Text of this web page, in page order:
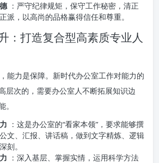
：严守纪律规矩，保守工作秘密，清正
派，以高尚的品格赢得信任和尊重。
：打造复合型高素质专业人
能力是保障。新时代办公室工作对能力的
层次的，需要办公室人不断拓展知识边
：这是办公室的“看家本领”，要求能够撰
文、汇报、讲话稿，做到文字精炼、逻辑
刻。
：深入基层、掌握实情，运用科学方法